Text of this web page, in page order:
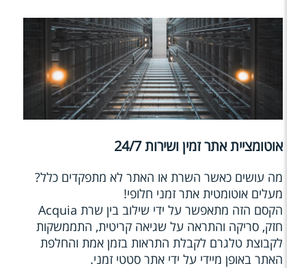
אוטומציית אתר זמין ושירות 24/7
מה עושים כאשר השרת או האתר לא מתפקדים כלל?
מעלים אוטומטית אתר זמני חלופי!
הקסם הזה מתאפשר על ידי שילוב בין שרת Acquia
חזק, סריקה והתראה על שגיאה קריטית, התממשקות
לקבוצת טלגרם לקבלת התראות בזמן אמת והחלפת
האתר באופן מיידי על ידי אתר סטטי זמני.